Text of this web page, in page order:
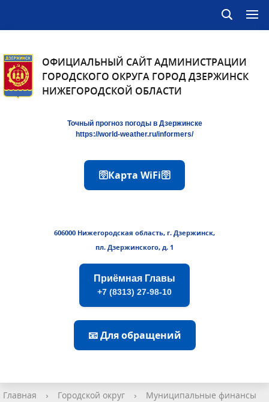
ОФИЦИАЛЬНЫЙ САЙТ АДМИНИСТРАЦИИ
ГОРОДСКОГО ОКРУГА ГОРОД ДЗЕРЖИНСК
НИЖЕГОРОДСКОЙ ОБЛАСТИ
Точный прогноз погоды в Дзержинске
https://world-weather.ru/informers/
🛜Карта WiFi🛜
606000 Нижегородская область, г. Дзержинск,
пл. Дзержинского, д. 1
Приёмная Главы
+7 (8313) 27-98-10
📧 Для обращений
Главная › Городской округ ›
Муниципальные финансы